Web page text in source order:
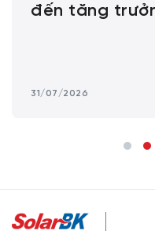
đến tăng
31/07/2026